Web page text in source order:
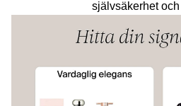
självsäkerhet